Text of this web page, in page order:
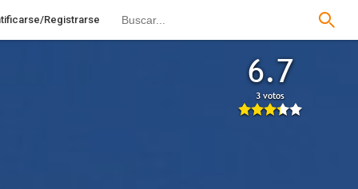
Registrarse
6.7
3 votos